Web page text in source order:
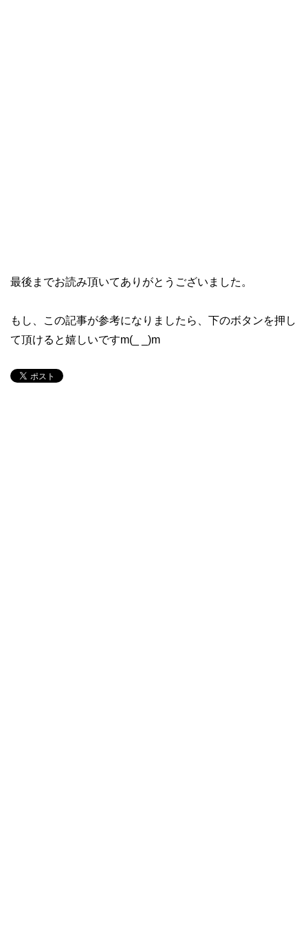
最後までお読み頂いてありがとうございました。
もし、この記事が参考になりましたら、下のボタンを押し
て頂けると嬉しいですm(_ _)m